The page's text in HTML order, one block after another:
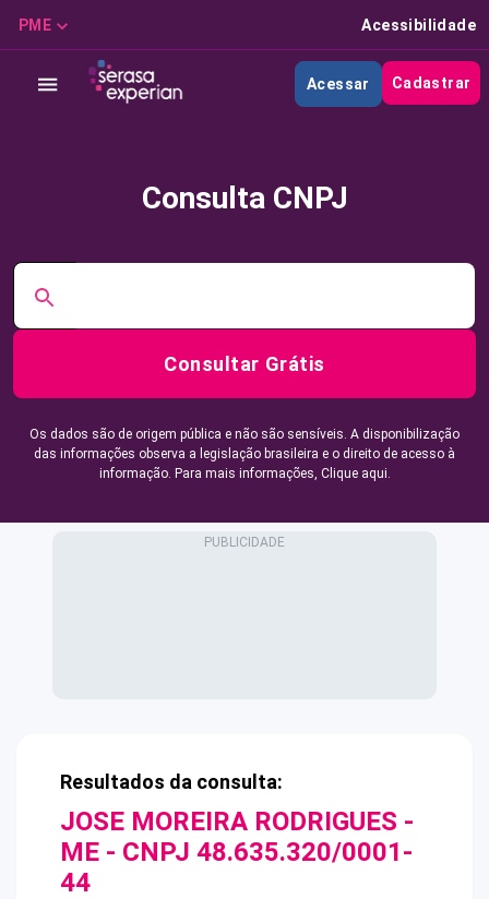
PME Acessibilidade
Acessar Cadastrar
Consulta CNPJ
Consultar Grátis
Os dados são de origem pública e não são sensíveis. A disponibilização
das informações observa a legislação brasileira e o direito de acesso à
informação. Para mais informações, Clique aqui.
Resultados da consulta:
JOSE MOREIRA RODRIGUES -
ME - CNPJ 48.635.320/0001-
44